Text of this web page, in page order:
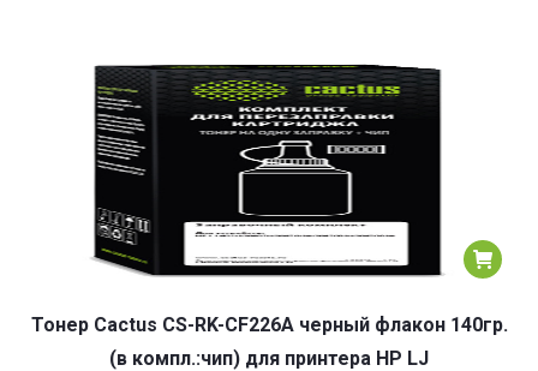
Тонер Cactus CS-RK-CF226A черный флакон 140гр.
(в компл.:чип) для принтера HP LJ